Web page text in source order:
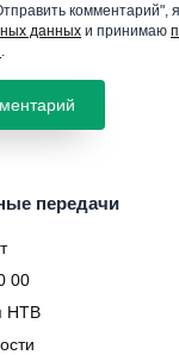
комментарий",
данных и принимаю
.
передачи
00
НТВ